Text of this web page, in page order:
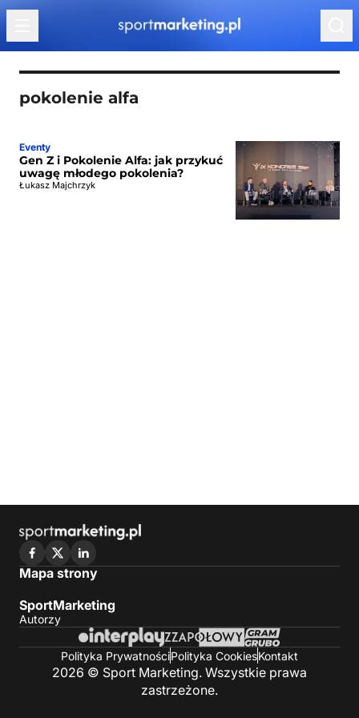
Przejdź do treści
pokolenie alfa
Eventy
Gen Z i Pokolenie Alfa: jak przykuć
uwagę młodego pokolenia?
Łukasz Majchrzyk
Mapa strony
SportMarketing
Autorzy
Polityka PrywatnościPolityka CookiesKontakt
2026 © Sport Marketing. Wszystkie prawa
zastrzeżone.